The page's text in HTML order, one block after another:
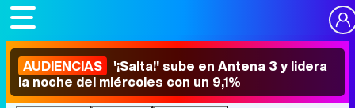
AUDIENCIAS '¡Salta!' sube en Antena 3 y lidera
la noche del miércoles con un 9,1%